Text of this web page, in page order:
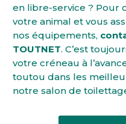
en libre-service ? Pour
votre animal et vous
nos équipements,
TOUTNET. C’est
votre créneau à
toutou dans les
notre salon de